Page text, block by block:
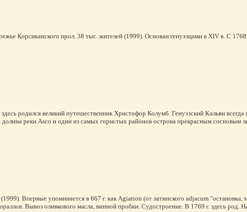
Корсиканского прол. 38 тыс. жителей (1999). Основан генуэзцами в XIV в. С
родился великий путешественник Христофор Колумб. Генуэзский Кальви всегда
долина реки Asco и один из самых гористых районов острова прекрасным
Впервые упоминается в 667 г. как Agiation (от латинского adjacum "остановка,
Вывоз оливкового масла, винной пробки. Судостроение. В 1769 г. здесь род.